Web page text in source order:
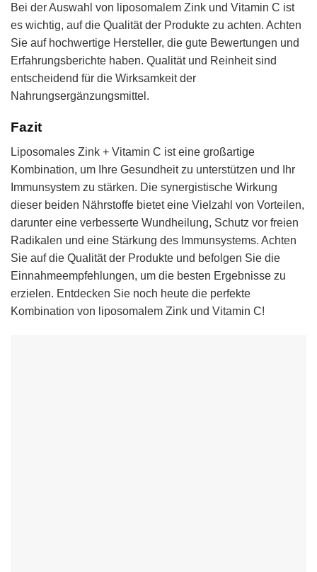
Bei der Auswahl von liposomalem Zink und Vitamin C ist
es wichtig, auf die Qualität der Produkte zu achten. Achten
Sie auf hochwertige Hersteller, die gute Bewertungen und
Erfahrungsberichte haben. Qualität und Reinheit sind
entscheidend für die Wirksamkeit der
Nahrungsergänzungsmittel.
Fazit
Liposomales Zink + Vitamin C ist eine großartige
Kombination, um Ihre Gesundheit zu unterstützen und Ihr
Immunsystem zu stärken. Die synergistische Wirkung
dieser beiden Nährstoffe bietet eine Vielzahl von Vorteilen,
darunter eine verbesserte Wundheilung, Schutz vor freien
Radikalen und eine Stärkung des Immunsystems. Achten
Sie auf die Qualität der Produkte und befolgen Sie die
Einnahmeempfehlungen, um die besten Ergebnisse zu
erzielen. Entdecken Sie noch heute die perfekte
Kombination von liposomalem Zink und Vitamin C!